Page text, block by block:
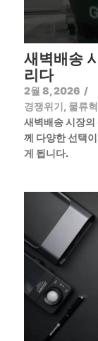
새벽배송
리다
2월 8, 2026 /
경쟁위기, 물류
새벽배송 시장의
께 다양한 선택
게 됩니다.